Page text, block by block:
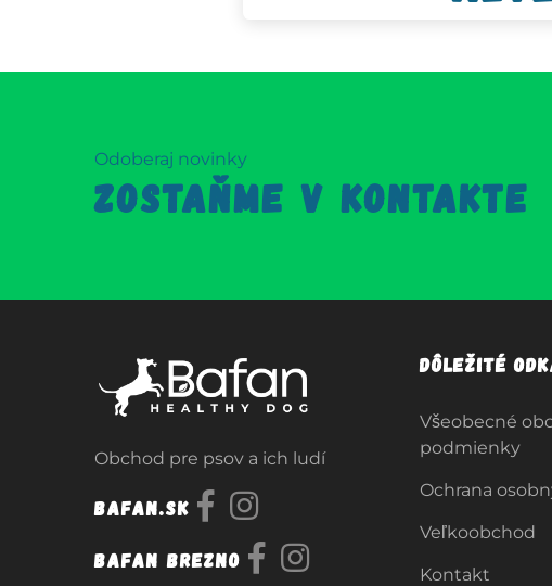
Odoberaj novinky
ZOSTAŇME V KONTAKTE
Obchod pre psov a ich ludí
Bafan.sk
Bafan Brezno
Dôležité
Všeobecné
podmienky
Ochrana
Veľkoobchod
Kontakt